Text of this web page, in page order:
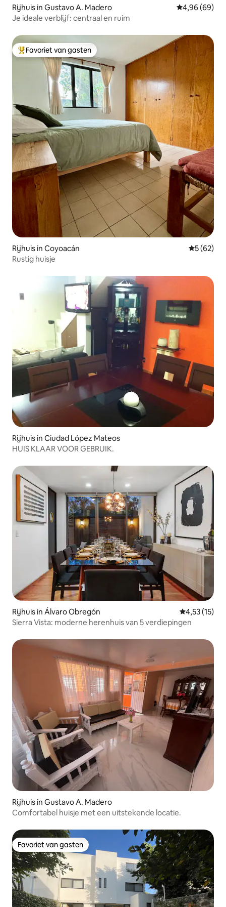
Rijhuis in Gustavo A. Madero Gemiddelde
4,96 (69)
Je ideale verblijf: centraal en ruim
Topfavoriet van gasten
Favoriet van gasten
Rijhuis in Coyoacán
5 (62)
Rustig huisje
Rijhuis in Ciudad López Mateos
HUIS KLAAR VOOR GEBRUIK.
Rijhuis in Álvaro Obregón Gemiddelde
4,53 (15)
Sierra Vista: moderne herenhuis van 5 verdiepingen
Rijhuis in Gustavo A. Madero
Comfortabel huisje met een uitstekende locatie.
Favoriet van gasten
Favoriet van gasten